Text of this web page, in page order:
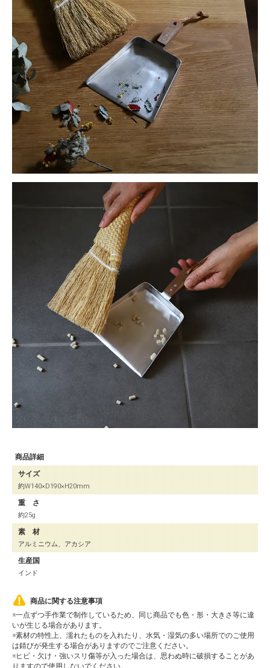
商品詳細
サイズ
約W140×D190×H20mm
重 さ
約25g
素 材
アルミニウム、アカシア
生産国
インド
商品に関する注意事項
※一点ずつ手作業で制作しているため、同じ商品でも色・形・大きさ等に違
いが生じる場合があります。
※素材の特性上、濡れたものを入れたり、水気・湿気の多い場所でのご使用
は錆びが発生する場合がありますのでご注意ください。
※ヒビ・欠け・強いスリ傷等が入った場合は、思わぬ時に破損することがあ
りますので使用しないでください。